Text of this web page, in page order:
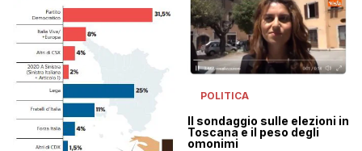
POLITICA
Il sondaggio sulle elezioni in
Toscana e il peso degli
omonimi